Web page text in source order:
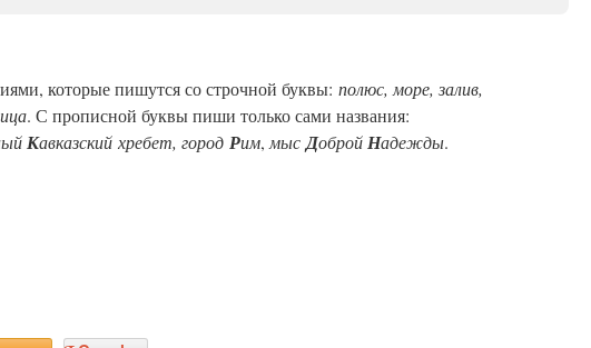
которые пишутся со строчной буквы: полюс, море, залив,
. С прописной буквы пиши только сами названия:
Кавказский хребет, город Рим, мыс ДобройНадежды.